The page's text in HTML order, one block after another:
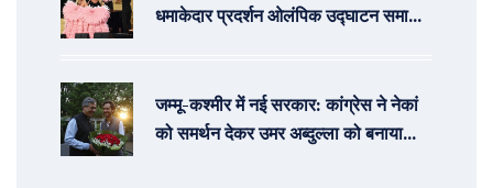
धमाकेदार प्रदर्शन ओलंपिक उद्घाटन समारोह
जम्मू-कश्मीर में नई सरकार: कांग्रेस ने नेकां
को समर्थन देकर उमर अब्दुल्ला को बनाया